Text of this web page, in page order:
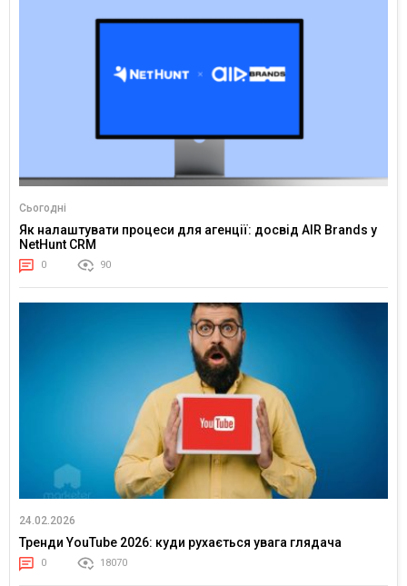
Сьогодні
Як налаштувати процеси для агенції: досвід AIR Brands у
NetHunt CRM
0 90
24.02.2026
Тренди YouTube 2026: куди рухається увага глядача
0 18070